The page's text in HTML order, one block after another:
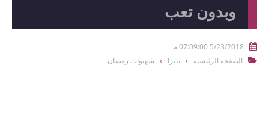
وبدون تعب
 5/23/2018 07:09:00 م
 الصفحة الرئيسية بيتزا شهيوات رمضان